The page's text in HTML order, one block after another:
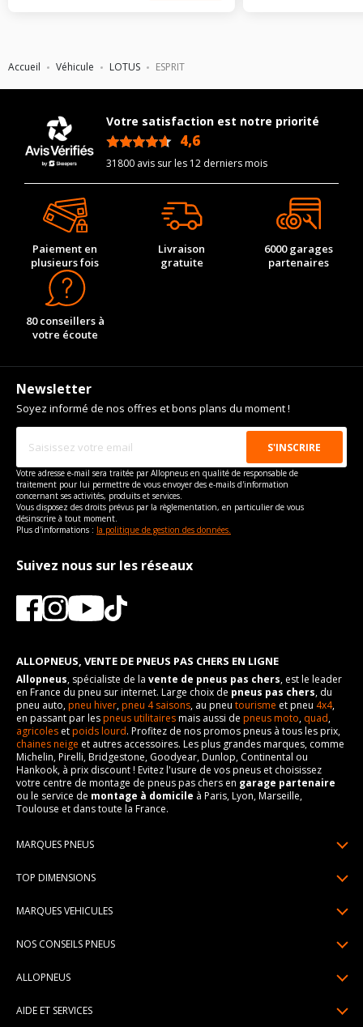
Accueil Véhicule LOTUS ESPRIT
Votre satisfaction est notre priorité
4,6
31800 avis sur les 12 derniers mois
Paiement en
plusieurs fois
Livraison
gratuite
6000 garages
partenaires
80 conseillers à
votre écoute
Newsletter
Soyez informé de nos offres et bons plans du moment !
Votre adresse e-mail sera traitée par Allopneus en qualité de responsable de
traitement pour lui permettre de vous envoyer des e-mails d'information
concernant ses activités, produits et services.
Vous disposez des droits prévus par la règlementation, en particulier de vous
désinscrire à tout moment.
Plus d'informations : la politique de gestion des données.
Suivez nous sur les réseaux
ALLOPNEUS, VENTE DE PNEUS PAS CHERS EN LIGNE
Allopneus, spécialiste de la vente de pneus pas chers, est le leader
en France du pneu sur internet. Large choix de pneus pas chers, du
pneu auto,pneu hiver,pneu 4 saisons, au pneu tourisme et pneu 4x4,
en passant par lespneus utilitairesmais aussi de pneus moto, quad,
agricoles etpoids lourd. Profitez de nos promos pneus à tous les prix,
chaines neige et autres accessoires. Les plus grandes marques, comme
Michelin, Pirelli, Bridgestone, Goodyear, Dunlop, Continental ou
Hankook, à prix discount ! Evitez l'usure de vos pneus et choisissez
votre centre de montage de pneus pas chers en garage partenaire
ou le service de montage à domicile à Paris, Lyon, Marseille,
Toulouse et dans toute la France.
MARQUES PNEUS
Pneus Continental
Pneus Hankook
Pneus Dunlop
TOP DIMENSIONS
195/65R15
205/60R16
MARQUES VEHICULES
Peugeot
NOS CONSEILS PNEUS
Pression pneu
ALLOPNEUS
AIDE ET SERVICES